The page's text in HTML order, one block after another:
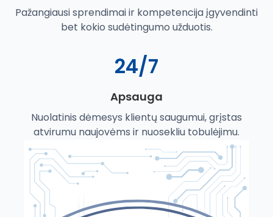
Pažangiausi sprendimai ir kompetencija įgyvendinti
bet kokio sudėtingumo užduotis.
24/7
Apsauga
Nuolatinis dėmesys klientų saugumui, grįstas
atvirumu naujovėms ir nuosekliu tobulėjimu.